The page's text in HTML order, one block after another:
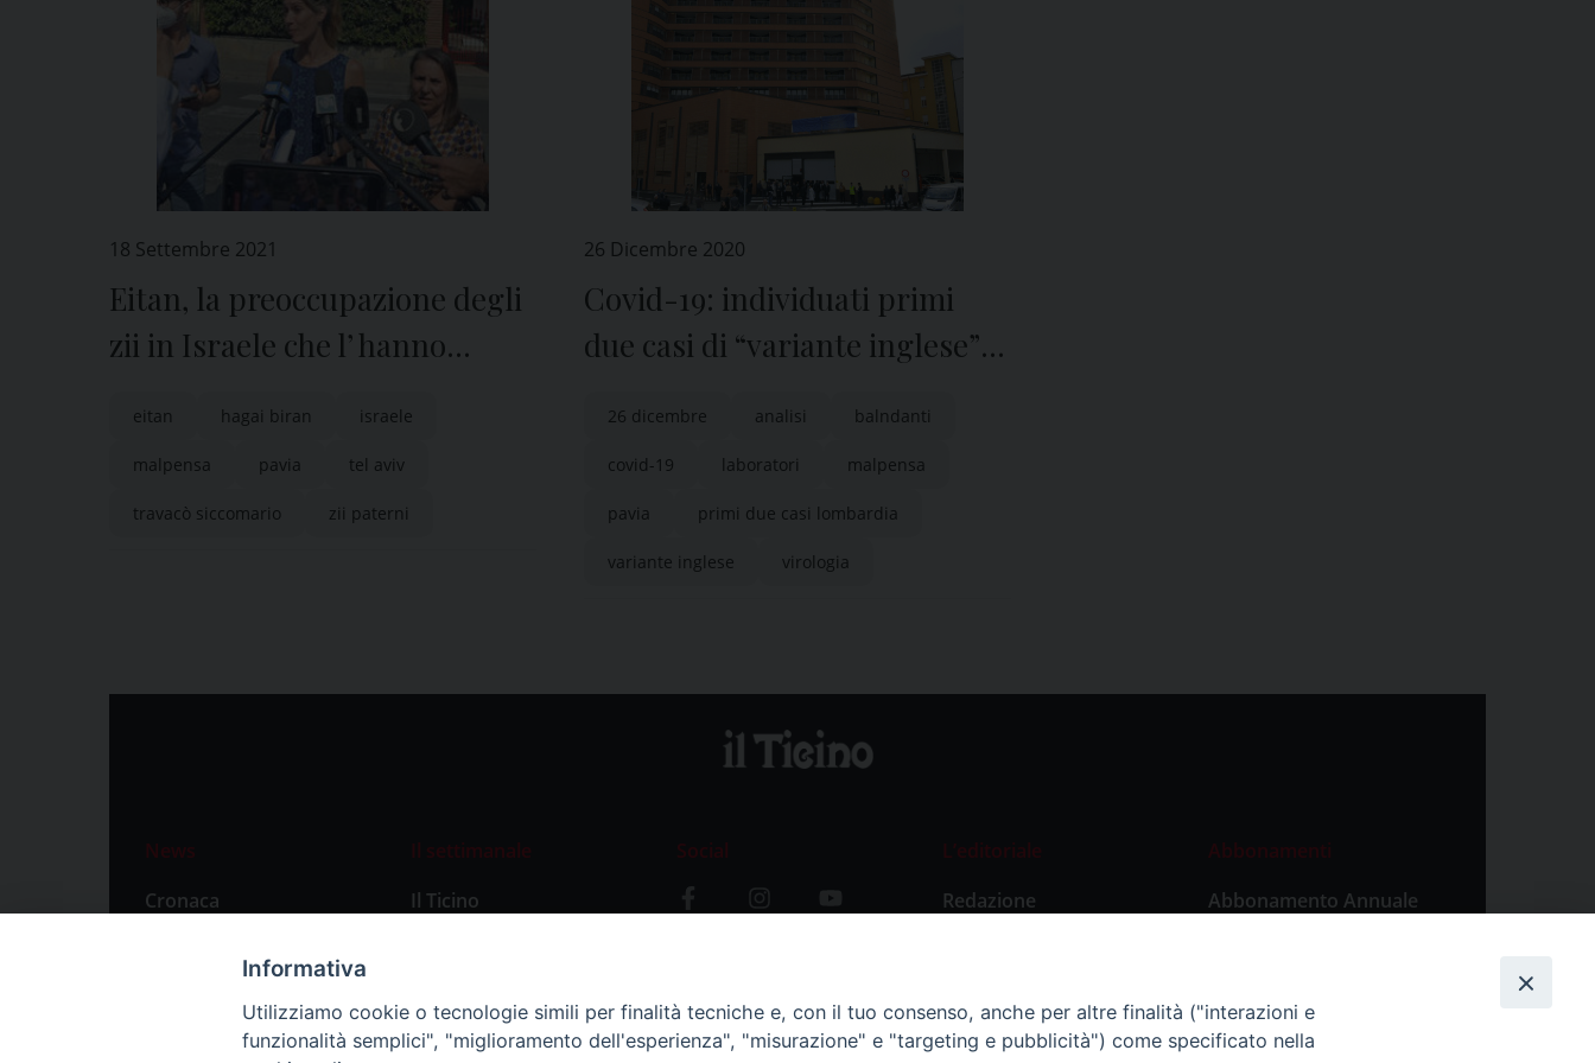
18 Settembre 2021
Eitan, la preoccupazione degli
zii in Israele che l’ hanno
eitan hagai biran israele
malpensa pavia tel aviv
travacò siccomario zii paterni
26 Dicembre 2020
Covid-19: individuati primi
due casi di “variante inglese”
26 dicembre analisi balndanti
covid-19 laboratori malpensa
pavia primi due casi lombardia
variante inglese virologia
News
Cronaca
Primo Piano
Il settimanale
Il Ticino
Social
L’editoriale
Redazione
Abbonamenti
Abbonamento Annuale
Abbonamento Singola
Informativa
Utilizziamo cookie o tecnologie simili per finalità tecniche e, con il tuo consenso, anche per altre finalità ("interazioni e
funzionalità semplici", "miglioramento dell'esperienza", "misurazione" e "targeting e pubblicità") come specificato nella